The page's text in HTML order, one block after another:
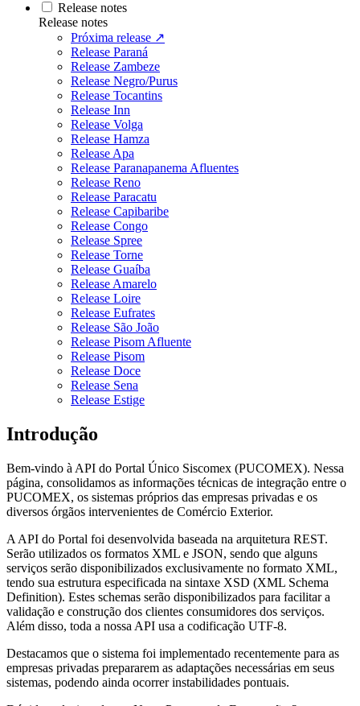
Release notes
Release notes
Próxima release ↗
Release Paraná
Release Zambeze
Release Negro/Purus
Release Tocantins
Release Inn
Release Volga
Release Hamza
Release Apa
Release Paranapanema Afluentes
Release Reno
Release Paracatu
Release Capibaribe
Release Congo
Release Spree
Release Torne
Release Guaíba
Release Amarelo
Release Loire
Release Eufrates
Release São João
Release Pisom Afluente
Release Pisom
Release Doce
Release Sena
Release Estige
Introdução
Bem-vindo à API do Portal Único Siscomex (PUCOMEX). Nessa
página, consolidamos as informações técnicas de integração entre o
PUCOMEX, os sistemas próprios das empresas privadas e os
diversos órgãos intervenientes de Comércio Exterior.
A API do Portal foi desenvolvida baseada na arquitetura REST.
Serão utilizados os formatos XML e JSON, sendo que alguns
serviços serão disponibilizados exclusivamente no formato XML,
tendo sua estrutura especificada na sintaxe XSD (XML Schema
Definition). Estes schemas serão disponibilizados para facilitar a
validação e construção dos clientes consumidores dos serviços.
Além disso, toda a nossa API usa a codificação UTF-8.
Destacamos que o sistema foi implementado recentemente para as
empresas privadas prepararem as adaptações necessárias em seus
sistemas, podendo ainda ocorrer instabilidades pontuais.